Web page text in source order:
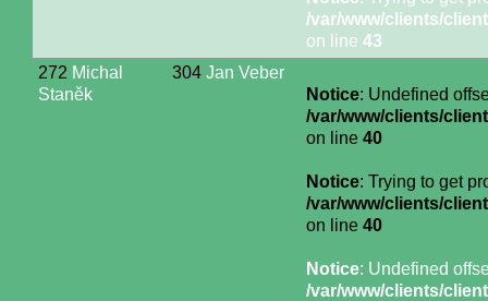
/var/www/clients/
on line 43
272 Michal
Staněk
304 Jan Veber
Notice: Undefined
/var/www/clients/
on line 40
Notice: Trying to get
/var/www/clients/
on line 40
Notice: Undefined
/var/www/clients/